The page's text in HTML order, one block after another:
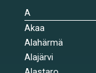
A
Akaa
Alahärmä
Alajärvi